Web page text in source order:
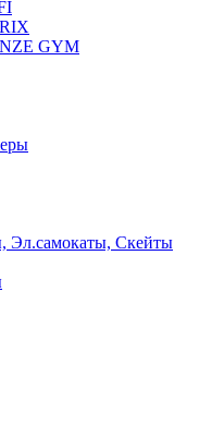
GYM
Эл.самокаты, Скейты